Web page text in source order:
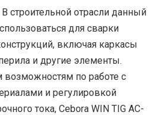
В строительной отрасли данный
для сварки
включая каркасы
и другие элементы.
возможностям по работе с
и регулировкой
тока, Cebora WIN TIG AC-